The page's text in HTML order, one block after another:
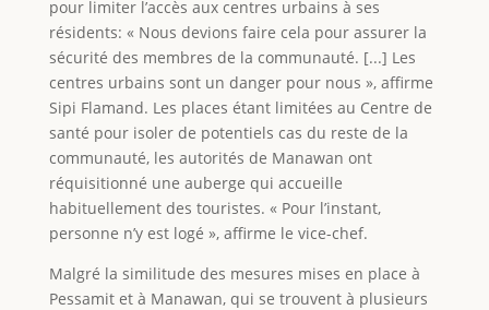
pour limiter l’accès aux centres urbains à ses
résidents: « Nous devions faire cela pour assurer la
sécurité des membres de la communauté. [...] Les
centres urbains sont un danger pour nous », affirme
Sipi Flamand. Les places étant limitées au Centre de
santé pour isoler de potentiels cas du reste de la
communauté, les autorités de Manawan ont
réquisitionné une auberge qui accueille
habituellement des touristes. « Pour l’instant,
personne n’y est logé », affirme le vice-chef.
Malgré la similitude des mesures mises en place à
Pessamit et à Manawan, qui se trouvent à plusieurs